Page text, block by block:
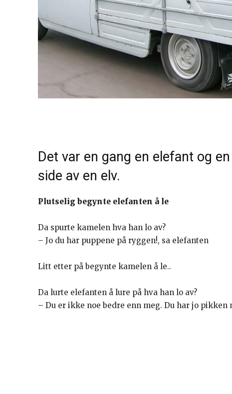
Det var en gang en elefant og
side av en elv.
Plutselig begynte elefanten å le
Da spurte kamelen hva han lo av?
– Jo du har puppene på ryggen!, sa elefanten
Litt etter på begynte kamelen å le..
Da lurte elefanten å lure på hva han lo av?
– Du er ikke noe bedre enn meg. Du har jo